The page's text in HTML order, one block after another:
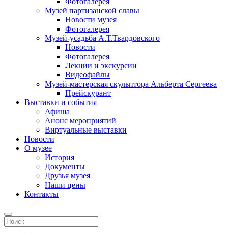
Музей партизанской славы
Новости музея
Фотогалерея
Музей-усадьба А.Т.Твардовского
Новости
Фотогалерея
Лекции и экскурсии
Видеофайлы
Музей-мастерская скульптора Альберта Сергеева
Прейскурант
Выставки и события
Афиша
Анонс мероприятий
Виртуальные выставки
Новости
О музее
История
Документы
Друзья музея
Наши цены
Контакты